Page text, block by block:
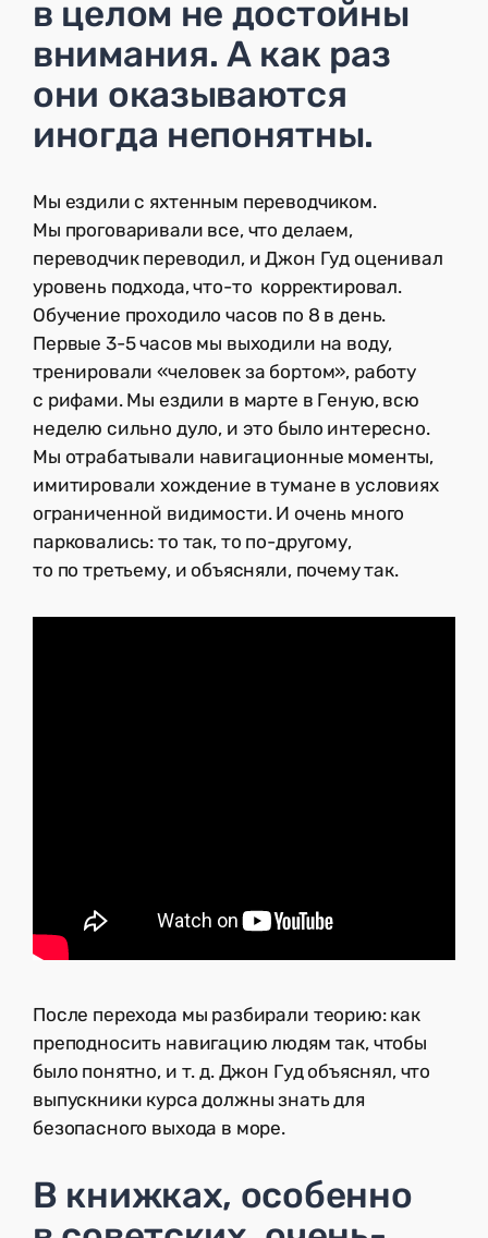
в целом не достойны
внимания. А как раз
они оказываются
иногда непонятны.
Мы ездили с яхтенным переводчиком.
Мы проговаривали все, что делаем,
переводчик переводил, и Джон Гуд оценивал
уровень подхода, что-то корректировал.
Обучение проходило часов по 8 в день.
Первые 3-5 часов мы выходили на воду,
тренировали «человек за бортом», работу
с рифами. Мы ездили в марте в Геную, всю
неделю сильно дуло, и это было интересно.
Мы отрабатывали навигационные моменты,
имитировали хождение в тумане в условиях
ограниченной видимости. И очень много
парковались: то так, то по-другому,
то по третьему, и объясняли, почему так.
После перехода мы разбирали теорию: как
преподносить навигацию людям так, чтобы
было понятно, и т. д. Джон Гуд объяснял, что
выпускники курса должны знать для
безопасного выхода в море.
В книжках, особенно